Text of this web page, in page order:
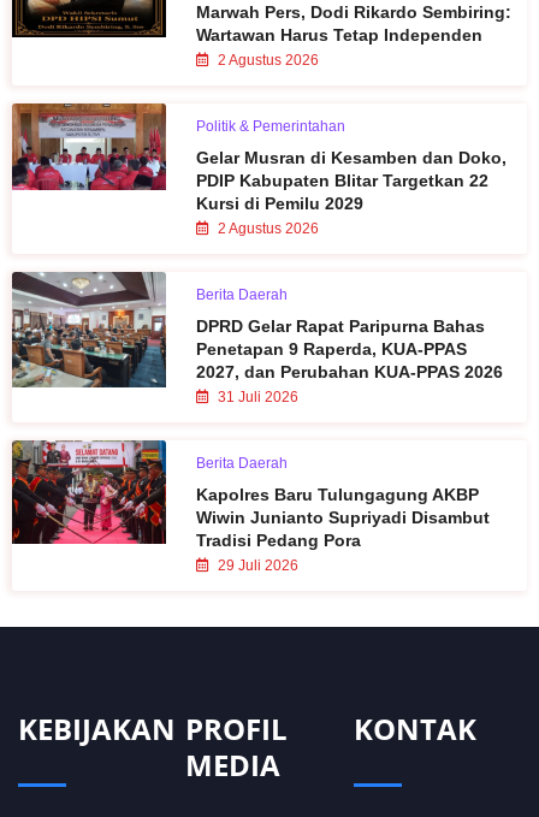
Marwah Pers, Dodi Rikardo Sembiring:
Wartawan Harus Tetap Independen
2 Agustus 2026
Politik & Pemerintahan
Gelar Musran di Kesamben dan Doko,
PDIP Kabupaten Blitar Targetkan 22
Kursi di Pemilu 2029
2 Agustus 2026
Berita Daerah
DPRD Gelar Rapat Paripurna Bahas
Penetapan 9 Raperda, KUA-PPAS
2027, dan Perubahan KUA-PPAS 2026
31 Juli 2026
Berita Daerah
Kapolres Baru Tulungagung AKBP
Wiwin Junianto Supriyadi Disambut
Tradisi Pedang Pora
29 Juli 2026
KEBIJAKAN PROFIL
MEDIA
KONTAK